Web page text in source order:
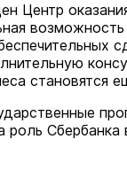
Город
Центр
становятся
Сбербанка